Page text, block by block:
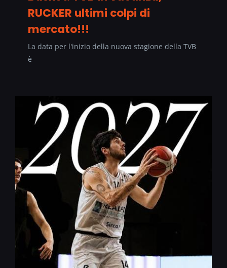
RUCKER ultimi colpi di
mercato!!!
La data per l'inizio della nuova stagione della TVB
è